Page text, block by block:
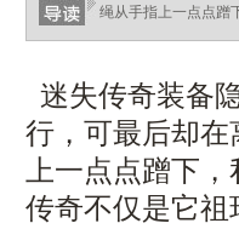
绳从手指上一点点蹭
迷失传奇装备
行，可最后却
上一点点蹭下
传奇不仅是它